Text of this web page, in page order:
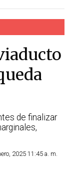
de finalizar
2025 11:45 a. m.